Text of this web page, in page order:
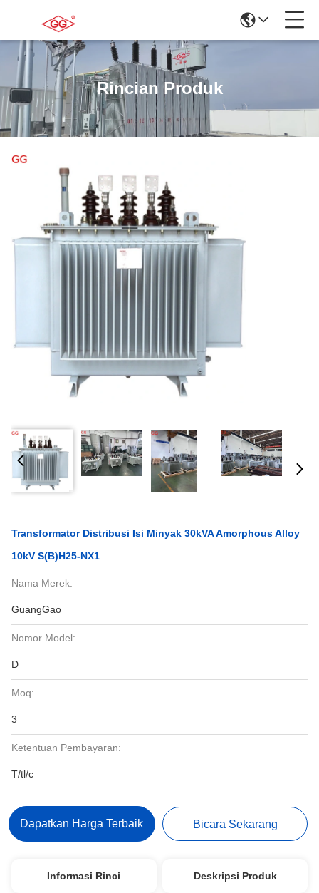
Rincian Produk
Transformator Distribusi Isi Minyak 30kVA Amorphous Alloy
10kV S(B)H25-NX1
Nama Merek:
GuangGao
Nomor Model:
D
Moq:
3
Ketentuan Pembayaran:
T/tl/c
Dapatkan Harga Terbaik Bicara Sekarang
Informasi Rinci Deskripsi Produk